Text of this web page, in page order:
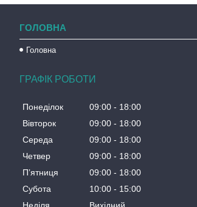
ГОЛОВНА
Головна
ГРАФІК РОБОТИ
Понеділок 09:00
18:00
Вівторок
09:00
18:00
Середа
09:00
18:00
Четвер
09:00
18:00
Пʼятниця
09:00
18:00
Субота
10:00
15:00